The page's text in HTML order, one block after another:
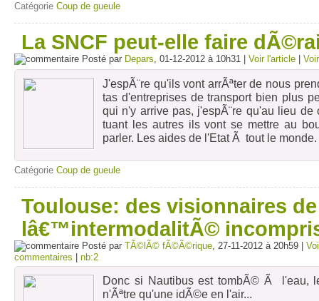
Catégorie Coup de gueule
La SNCF peut-elle faire
Posté par Depars, 01-12-2012 à 10h31 | Voir l'article
J'espÃ¨re qu'ils vont arrÃªter de nous
tas d'entreprises de transport bien plus
qui n'y arrive pas, j'espÃ¨re qu'au lieu
tuant les autres ils vont se mettre au
parler. Les aides de l'Etat Ã tout le monde.
Catégorie Coup de gueule
Toulouse: des visionnaires de
lâ€™intermodalitÃ©
Posté par TÃ©lÃ© fÃ©Ã©rique, 27-11-2012 à 20h59 |
commentaires
nb:2
Donc si Nautibus est tombÃ© Ã l'eau,
n'Ãªtre qu'une idÃ©e en l'air...